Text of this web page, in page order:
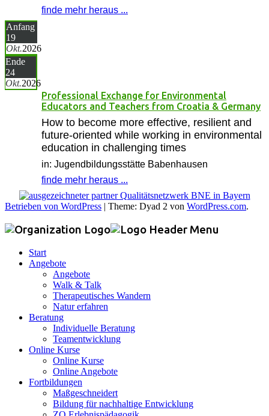
finde mehr heraus ...
Anfang
19
Okt.2026
Ende
24
Okt.2026
Professional Exchange for Environmental
Educators and Teachers from Croatia & Germany
How to become more effective, resilient and
future-oriented while working in environmental
education in challenging times
in: Jugendbildungsstätte Babenhausen
finde mehr heraus ...
Betrieben von WordPress | Theme: Dyad 2 von WordPress.com.
Start
Angebote
Angebote
Walk & Talk
Therapeutisches Wandern
Natur erfahren
Beratung
Individuelle Beratung
Teamentwicklung
Online Kurse
Online Kurse
Online Angebote
Fortbildungen
Maßgeschneidert
Bildung für nachhaltige Entwicklung